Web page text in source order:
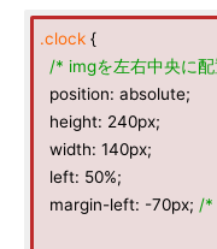
.clock {
/* imgを左右中央に
position: absolute;
height: 240px;
width: 140px;
left: 50%;
margin-left: -70px; /*